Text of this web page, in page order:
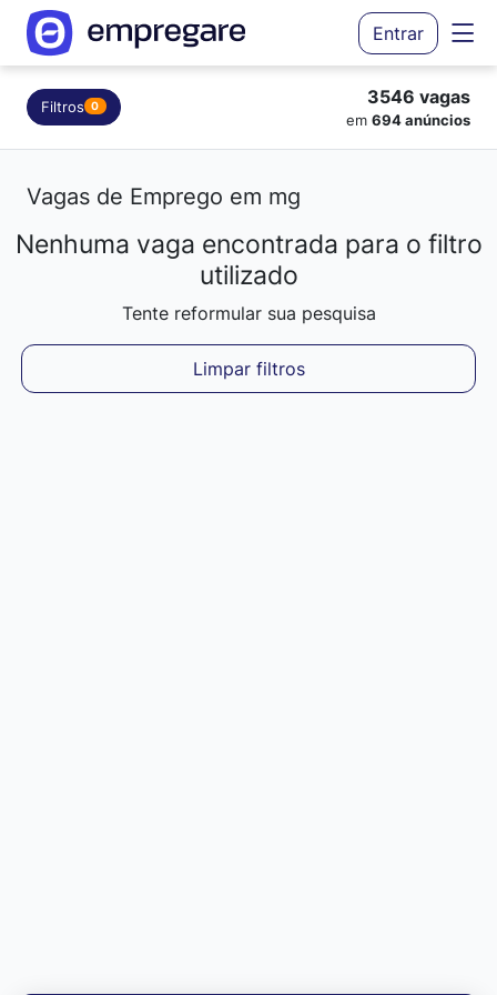
Entrar
Filtros 0 3546 vagas
em 694 anúncios
Vagas de Emprego em mg
Carregando resultados...
Nenhuma vaga encontrada para o filtro
utilizado
Tente reformular sua pesquisa
Limpar filtros